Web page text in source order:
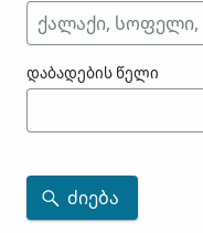
დაბადების წელი
ᲫᲘᲔᲑᲐ